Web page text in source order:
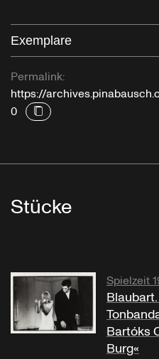
Exemplare
Permalink:
https://
0
Stücke
Spielzeit
Bartóks
Burg«